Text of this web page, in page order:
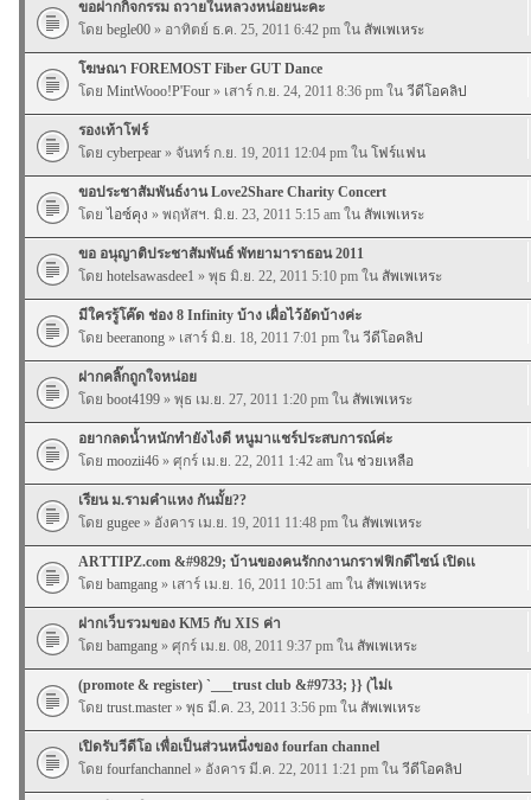
ขอฝากกิจกรรม ถวายในหลวงหน่อยนะคะ
โดย begle00 » อาทิตย์ ธ.ค. 25, 2011 6:42 pm ใน สัพเพเหระ
โฆษณา FOREMOST Fiber GUT Dance
โดย MintWooo!P'Four » เสาร์ ก.ย. 24, 2011 8:36 pm ใน วีดีโอคลิป
รองเท้าโฟร์
โดย cyberpear » จันทร์ ก.ย. 19, 2011 12:04 pm ใน โฟร์แฟน
ขอประชาสัมพันธ์งาน Love2Share Charity Concert
โดย ไอซ์คุง » พฤหัสฯ. มิ.ย. 23, 2011 5:15 am ใน สัพเพเหระ
ขอ อนุญาติประชาสัมพันธ์ พัทยามาราธอน 2011
โดย hotelsawasdee1 » พุธ มิ.ย. 22, 2011 5:10 pm ใน สัพเพเหระ
มีใครรู้โค๊ด ช่อง 8 Infinity บ้าง เผื่อไว้อัดบ้างค่ะ
โดย beeranong » เสาร์ มิ.ย. 18, 2011 7:01 pm ใน วีดีโอคลิป
ฝากคลิ๊กถูกใจหน่อย
โดย boot4199 » พุธ เม.ย. 27, 2011 1:20 pm ใน สัพเพเหระ
อยากลดน้ำหนักทำยังไงดี หนูมาแชร์ประสบการณ์ค่ะ
โดย moozii46 » ศุกร์ เม.ย. 22, 2011 1:42 am ใน ช่วยเหลือ
เรียน ม.รามคำแหง กันมั้ย??
โดย gugee » อังคาร เม.ย. 19, 2011 11:48 pm ใน สัพเพเหระ
ARTTIPZ.com &#9829; บ้านของคนรักกงานกราฟฟิกดีไซน์ เปิดเเ
โดย bamgang » เสาร์ เม.ย. 16, 2011 10:51 am ใน สัพเพเหระ
ฝากเว็บรวมของ KM5 กับ XIS ค่า
โดย bamgang » ศุกร์ เม.ย. 08, 2011 9:37 pm ใน สัพเพเหระ
(promote & register) `___trust club &#9733; }} (ไม่เ
โดย trust.master » พุธ มี.ค. 23, 2011 3:56 pm ใน สัพเพเหระ
เปิดรับวีดีโอ เพื่อเป็นส่วนหนึ่งของ fourfan channel
โดย fourfanchannel » อังคาร มี.ค. 22, 2011 1:21 pm ใน วีดีโอคลิป